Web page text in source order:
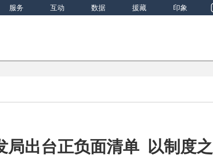
服务 互动 数据 援藏 印象
局出台正负面清单 以制度